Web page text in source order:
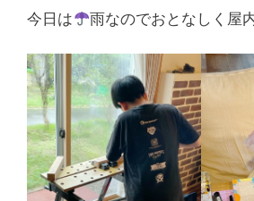
今日は 雨なのでおとなしく屋